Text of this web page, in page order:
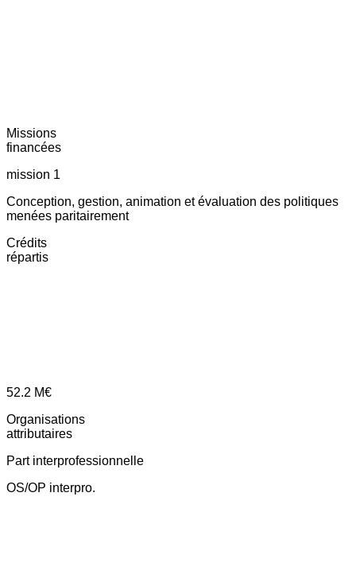
Missions
financées
mission 1
Conception, gestion, animation et évaluation des politiques
menées paritairement
Crédits
répartis
52.2 M€
Organisations
attributaires
Part interprofessionnelle
OS/OP interpro.